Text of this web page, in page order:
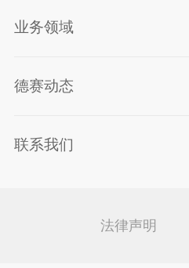
业务领域
德赛动态
联系我们
法律声明